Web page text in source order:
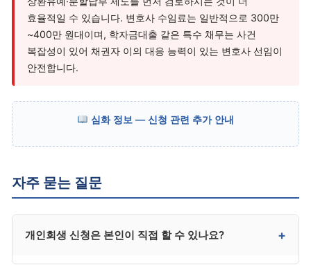
효율적일 수 있습니다. 변호사 수임료는 일반적으로 300만
~400만 원대이며, 학자금대출 같은 특수 채무는 사건
복잡성이 있어 채권자 이의 대응 능력이 있는 변호사 선임이
안전합니다.
심화 정보 — 신청 관련 추가 안내
자주 묻는 질문
개인회생 신청은 본인이 직접 할 수 있나요? +